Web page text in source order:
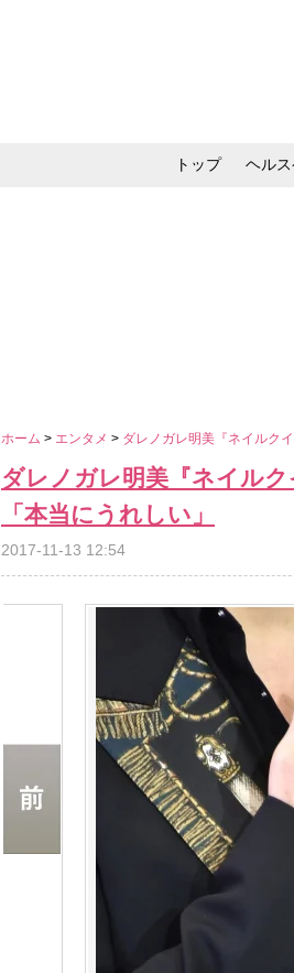
トップ ヘル
ホーム > エンタメ > ダレノガレ明美『ネイルク
ダレノガレ明美『ネイル
「本当にうれしい」
2017-11-13 12:54